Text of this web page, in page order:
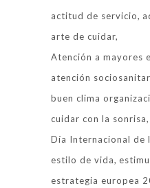
actitud de servicio
arte de cuidar
Atención a mayores
atención
buen clima
cuidar con la sonrisa
Día Internacional de
estilo de vida
estrategia europea